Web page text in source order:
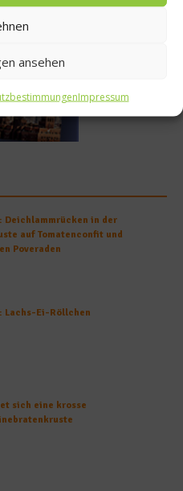
ansehen
Impressum
Deichlammrücken in der
auf Tomatenconfit und
Poveraden
Lachs-Ei-Röllchen
sich eine krosse